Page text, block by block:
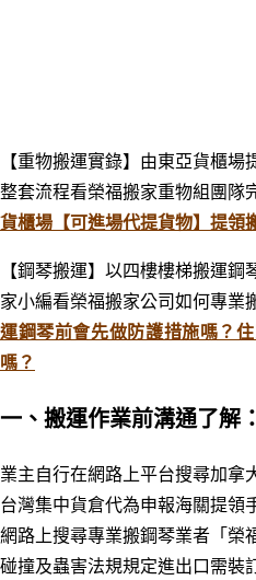
【重物搬運實錄】由東亞貨櫃
整套流程看榮福搬家重物組團隊
貨櫃場【可進場代提貨物】提領
【鋼琴搬運】以四樓樓梯搬運
家小編看榮福搬家公司如何專業
運鋼琴前會先做防護措施嗎？
嗎？
一、搬運作業前溝通了解：
業主自行在網路上平台搜尋加拿
台灣集中貨倉代為申報海關提領
網路上搜尋專業搬鋼琴業者「榮
碰撞及蟲害法規規定進出口需裝